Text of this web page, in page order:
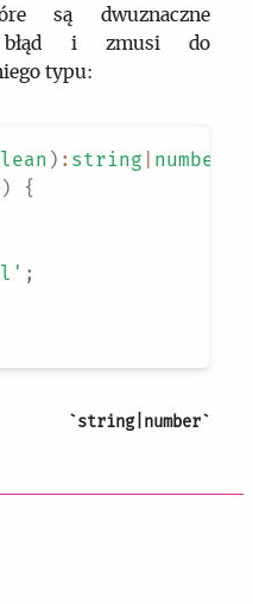
są dwuznaczne
błąd i zmusi do
typu:
) : string number
)
{
;
string|number